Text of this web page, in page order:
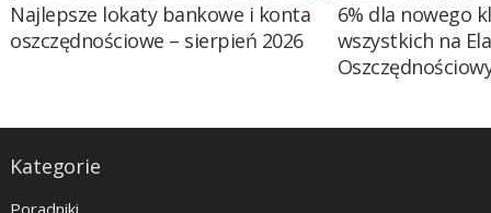
Najlepsze lokaty bankowe i konta
oszczędnościowe – sierpień 2026
6% dla nowego
wszystkich na
Kategorie